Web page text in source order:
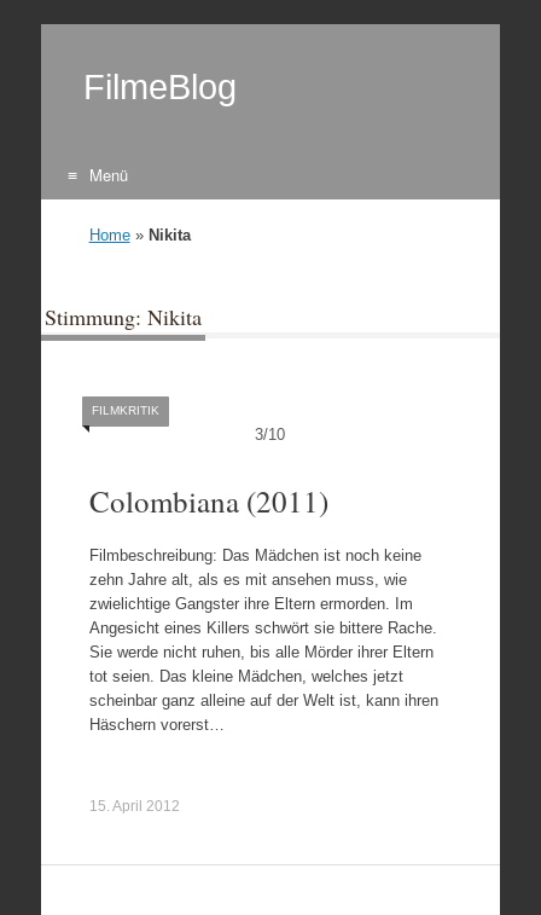
FilmeBlog
Menü
Home» Nikita
Stimmung: Nikita
3/10
FILMKRITIK
Colombiana (2011)
Filmbeschreibung: Das Mädchen ist noch keine
zehn Jahre alt, als es mit ansehen muss, wie
zwielichtige Gangster ihre Eltern ermorden. Im
Angesicht eines Killers schwört sie bittere Rache.
Sie werde nicht ruhen, bis alle Mörder ihrer Eltern
tot seien. Das kleine Mädchen, welches jetzt
scheinbar ganz alleine auf der Welt ist, kann ihren
Häschern vorerst…
15. April 2012